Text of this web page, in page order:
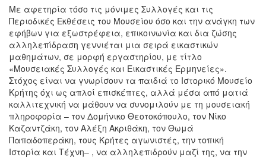
Με αφετηρία τόσο τις μόνιμες Συλλογές και τις
Περιοδικές Εκθέσεις του Μουσείου όσο και την ανάγκη των
εφήβων για εξωστρέφεια, επικοινωνία και δια ζώσης
αλληλεπίδραση γεννιέται μια σειρά εικαστικών
μαθημάτων, σε μορφή εργαστηρίου, με τίτλο
«Μουσειακές Συλλογές και Εικαστικές Ερμηνείες».
Στόχος είναι να γνωρίσουν τα παιδιά το Ιστορικό Μουσείο
Κρήτης όχι ως απλοί επισκέπτες, αλλά μέσα από ματιά
καλλιτεχνική να μάθουν να συνομιλούν με τη μουσειακή
πληροφορία – τον Δομήνικο Θεοτοκόπουλο, τον Νίκο
Καζαντζάκη, τον Αλέξη Ακριθάκη, τον Θωμά
Παπαδοπεράκη, τους Κρήτες αγωνιστές, την τοπική
Ιστορία και Τέχνη– , να αλληλεπιδρούν μαζί της, να την